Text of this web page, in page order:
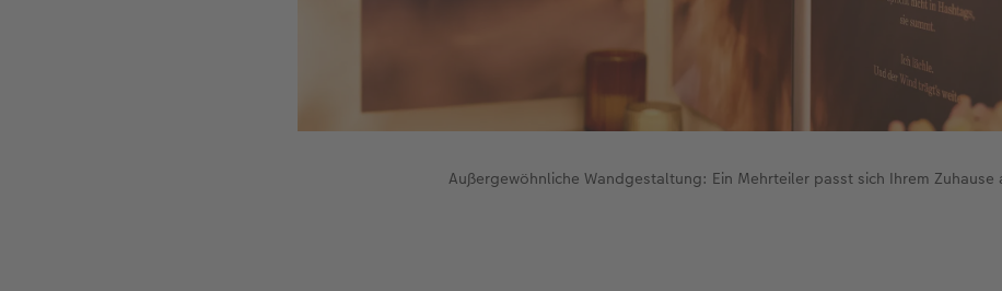
Außergewöhnliche Wandgestaltung: Ein Mehrteiler passt sich Ihrem Zuhause